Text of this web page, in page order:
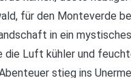
für den Monteverde
in ein
die Luft kühler und
stieg ins